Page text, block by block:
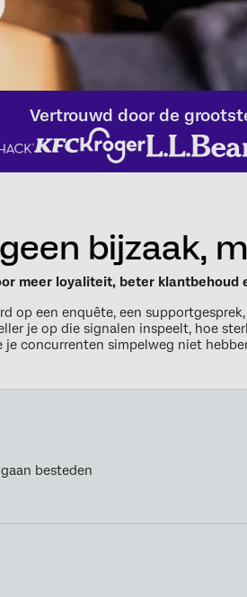
Vertrouwd door de
bijzaak,
meer loyaliteit, beter klantbehoud
op een enquête, een
je op die signalen inspeelt, hoe
je concurrenten simpelweg niet
besteden